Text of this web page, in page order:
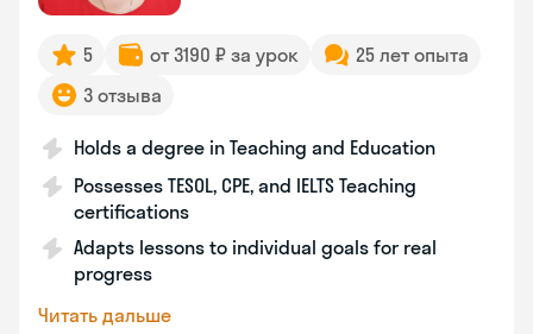
5 от 3190 ₽ за урок
25 лет опыта
3 отзыва
Holds a degree in Teaching and Education
Possesses TESOL, CPE, and IELTS Teaching
certifications
Adapts lessons to individual goals for real
progress
Читать дальше